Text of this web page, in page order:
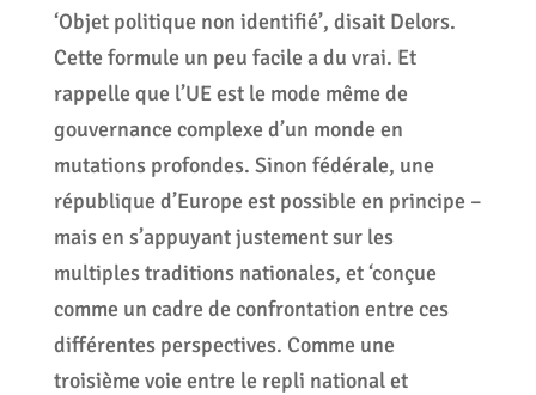
‘Objet politique non identifié’, disait Delors.
Cette formule un peu facile a du vrai. Et
rappelle que l’UE est le mode même de
gouvernance complexe d’un monde en
mutations profondes. Sinon fédérale, une
république d’Europe est possible en principe –
mais en s’appuyant justement sur les
multiples traditions nationales, et ‘conçue
comme un cadre de confrontation entre ces
différentes perspectives. Comme une
troisième voie entre le repli national et